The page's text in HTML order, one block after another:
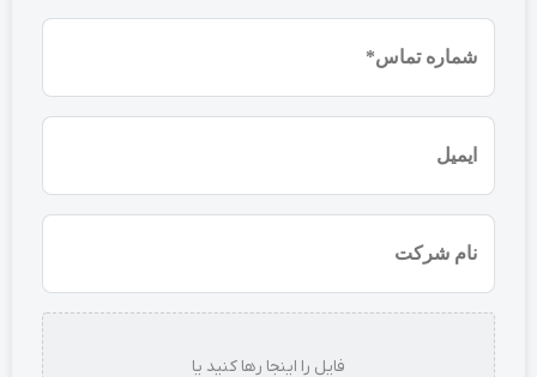
نام
(ضروری)
موبایل
(ضروری)
شرکت
استعلام
فایل را اینجا رها کنید یا